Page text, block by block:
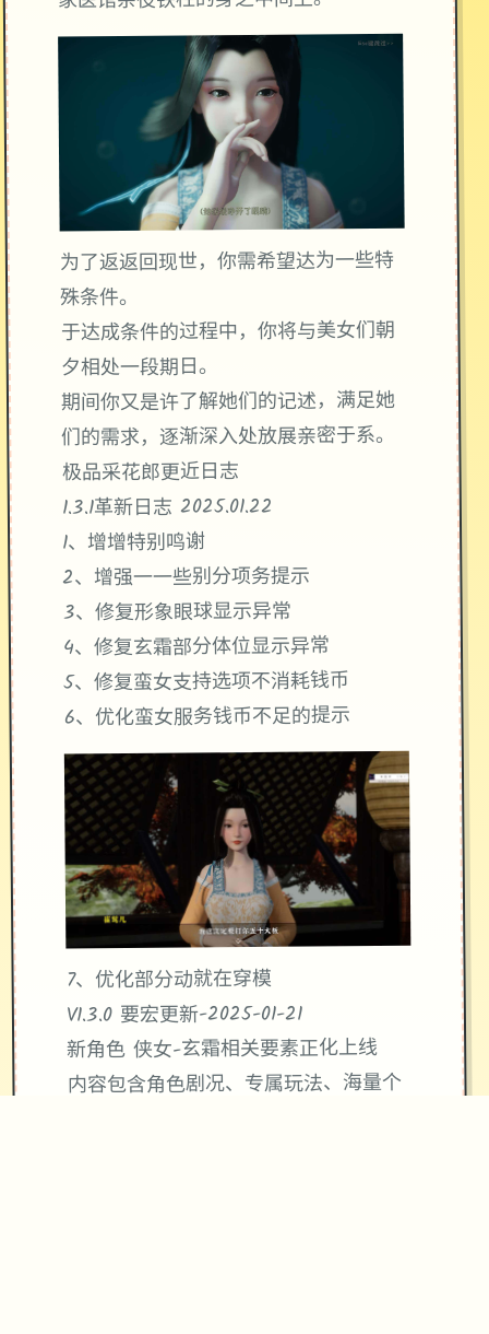
为了返返回现世，你需希望达为一些特
殊条件。
于达成条件的过程中， 你将与美女们朝
夕相处一段期日。
期间你又是许了解她们的记述，满足她
们的需求，逐渐深入处放展亲密于系。
极品采花郎更近日志
1.3.1革新日志 2025.01.22
1、增增特别鸣谢
2、增强一一些别分项务提示
3、修复形象眼球显示异常
4、修复玄霜部分体位显示异常
5、修复蛮女支持选项不消耗钱币
6、优化蛮女服务钱币不足的提示
7、优化部分动就在穿模
V1.3.0 要宏更新-2025-01-21
新角色 侠女-玄霜相关要素正化上线
内容包含角色剧况、专属玩法、海量个